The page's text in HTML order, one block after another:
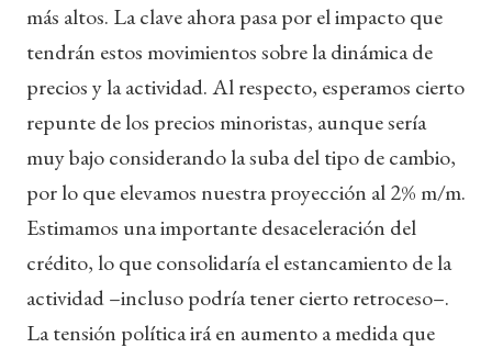
más altos. La clave ahora pasa por el impacto que
tendrán estos movimientos sobre la dinámica de
precios y la actividad. Al respecto, esperamos cierto
repunte de los precios minoristas, aunque sería
muy bajo considerando la suba del tipo de cambio,
por lo que elevamos nuestra proyección al 2% m/m.
Estimamos una importante desaceleración del
crédito, lo que consolidaría el estancamiento de la
actividad –incluso podría tener cierto retroceso–.
La tensión política irá en aumento a medida que